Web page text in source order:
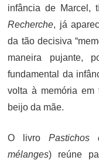
infância de Marcel,
Recherche, já
da tão decisiva
maneira pujante,
fundamental da
volta à memória em
beijo da mãe.
O livroPastichos
mélanges) reúne